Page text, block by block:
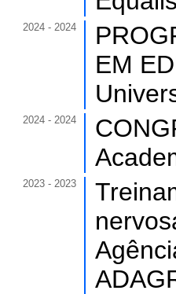
2024 - 2024
EM
2024 - 2024
2023 - 2023